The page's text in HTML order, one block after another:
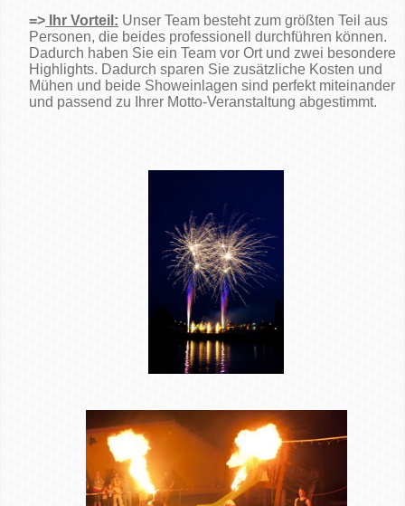
=> Ihr Vorteil: Unser Team besteht zum größten Teil aus
Personen, die beides professionell durchführen können.
Dadurch haben Sie ein Team vor Ort und zwei besondere
Highlights. Dadurch sparen Sie zusätzliche Kosten und
Mühen und beide Showeinlagen sind perfekt miteinander
und passend zu Ihrer Motto-Veranstaltung abgestimmt.